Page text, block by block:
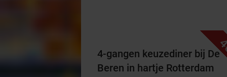
4-gangen keuzediner bij De
Beren in hartje Rotterdam